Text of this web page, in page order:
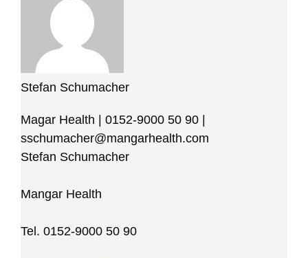
Stefan Schumacher
Magar Health | 0152-9000 50 90 |
sschumacher@mangarhealth.com
Stefan Schumacher
Mangar Health
Tel. 0152-9000 50 90